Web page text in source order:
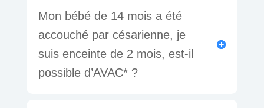
Mon bébé de 14 mois a été
accouché par césarienne, je
suis enceinte de 2 mois, est-il
possible d’AVAC* ?